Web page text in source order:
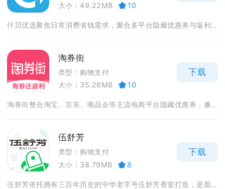
大小：49.22MB
10
仟贝优选聚焦日常消费省钱需求，聚合多平台隐藏优惠券与返利...
淘券街
类型：购物支付
大小：35.26MB
10
下载
淘券街整合淘宝、京东、唯品会等主流电商平台隐藏优惠券，兼...
伍舒芳
类型：购物支付
大小：38.79MB
8
下载
伍舒芳依托拥有三百年历史的中华老字号伍舒芳香室打造，是面...